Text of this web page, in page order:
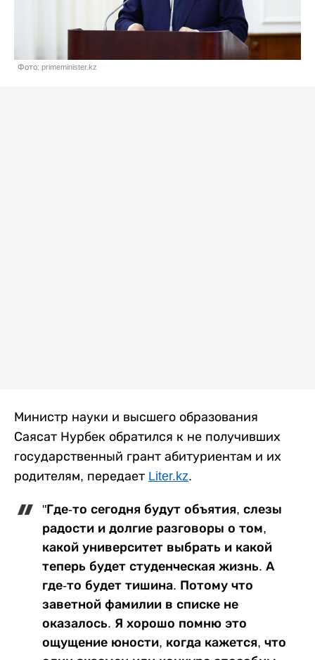
Фото: primeminister.kz
Министр науки и высшего образования
Саясат Нурбек обратился к не получивших
государственный грант абитуриентам и их
родителям, передает Liter.kz.
"Где-то сегодня будут объятия, слезы
радости и долгие разговоры о том,
какой университет выбрать и какой
теперь будет студенческая жизнь. А
где-то будет тишина. Потому что
заветной фамилии в списке не
оказалось. Я хорошо помню это
ощущение юности, когда кажется, что